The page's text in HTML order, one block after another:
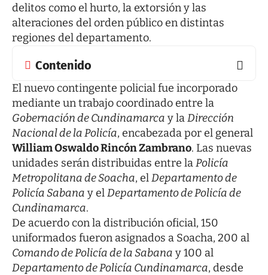
delitos como el hurto, la extorsión y las
alteraciones del orden público en distintas
regiones del departamento.
Contenido
El nuevo contingente policial fue incorporado
mediante un trabajo coordinado entre la
Gobernación de Cundinamarca y laDirección
Nacional de la Policía, encabezada por el general
William Oswaldo Rincón Zambrano. Las nuevas
unidades serán distribuidas entre laPolicía
Metropolitana de Soacha, elDepartamento de
Policía Sabana y elDepartamento de Policía de
Cundinamarca.
De acuerdo con la distribución oficial, 150
uniformados fueron asignados a Soacha, 200 al
Comando de Policía de la Sabana y 100 al
Departamento de Policía Cundinamarca, desde